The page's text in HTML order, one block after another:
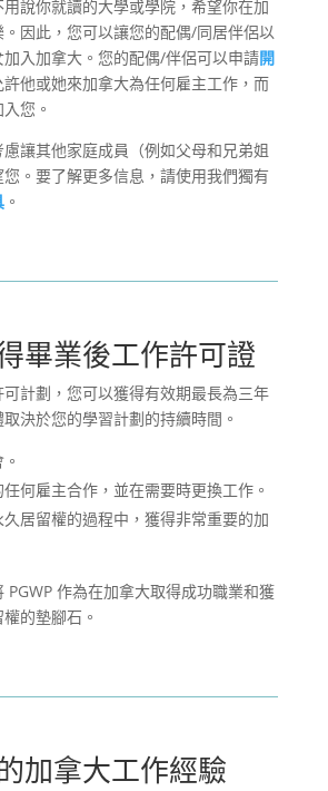
說你就讀的大學或學院，希望你在加
因此，您可以讓您的配偶/同居伴侶以
入加拿大。您的配偶/伴侶可以申請開
許他或她來加拿大為任何雇主工作，而
您。
讓其他家庭成員（例如父母和兄弟姐
。要了解更多信息，請使用我們獨有
。
畢業後工作許可證
計劃，您可以獲得有效期最長為三年
決於您的學習計劃的持續時間。
何雇主合作，並在需要時更換工作。
居留權的過程中，獲得非常重要的加
PGWP 作為在加拿大取得成功職業和獲
的墊腳石。
加拿大工作經驗